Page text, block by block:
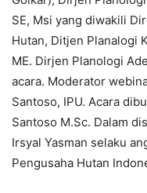
SE, Msi yang diwakili
Hutan, Ditjen Planalogi
ME. Dirjen Planologi
acara. Moderator
Santoso, IPU. Acara
Santoso M.Sc. Dalam
Irsyal Yasman selaku
Pengusaha Hutan